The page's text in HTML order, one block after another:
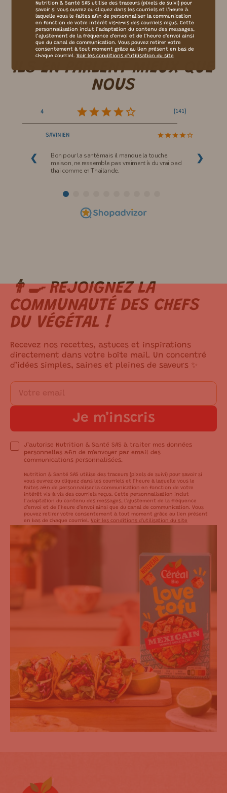
Plus d’articles
ILS EN PARLENTMIEUXQUE
NOUS
4 (141)
❮
SAVINIEN
Bon pour la santé mais il manque la touche
maison, ne ressemble pas vraiment à du vrai pad
thai comme en Thailande.
❯
👨‍🍳 REJOIGNEZ LA
COMMUNAUTÉ DES CHEFS
DU VÉGÉTAL !
Recevez nos recettes, astuces et inspirations
directement dans votre boîte mail. Un concentré
d’idées simples, saines et pleines de saveurs ✨
ici.
Je m’inscris
J’autorise Nutrition & Santé SAS à traiter mes données
personnelles afin de m’envoyer par email des
communications personnalisées.
Nutrition & Santé SAS utilise des traceurs (pixels de suivi) pour savoir si
vous ouvrez ou cliquez dans les courriels et l’heure à laquelle vous le
faites afin de personnaliser la communication en fonction de votre
intérêt vis-à-vis des courriels reçus. Cette personnalisation inclut
l’adaptation du contenu des messages, l'ajustement de la fréquence
d’envoi et de l’heure d’envoi ainsi que du canal de communication. Vous
pouvez retirer votre consentement à tout moment grâce au lien présent
en bas de chaque courriel.Voir les conditions d'utilisation du site
Nutrition & Santé SAS utilise des traceurs (pixels de suivi) pour
savoir si vous ouvrez ou cliquez dans les courriels et l’heure à
laquelle vous le faites afin de personnaliser la communication
en fonction de votre intérêt vis-à-vis des courriels reçus. Cette
personnalisation inclut l’adaptation du contenu des messages,
l’ajustement de la fréquence d’envoi et de l’heure d’envoi ainsi
que du canal de communication. Vous pouvez retirer votre
consentement à tout moment grâce au lien présent en bas de
chaque courriel. Voir les conditions d’utilisation du site